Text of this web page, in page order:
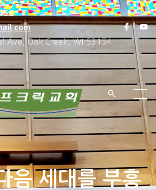
Ave, Oak Creek, WI 53154
f
a
c
e
b
k
y
u
b
음 세대를 부흥